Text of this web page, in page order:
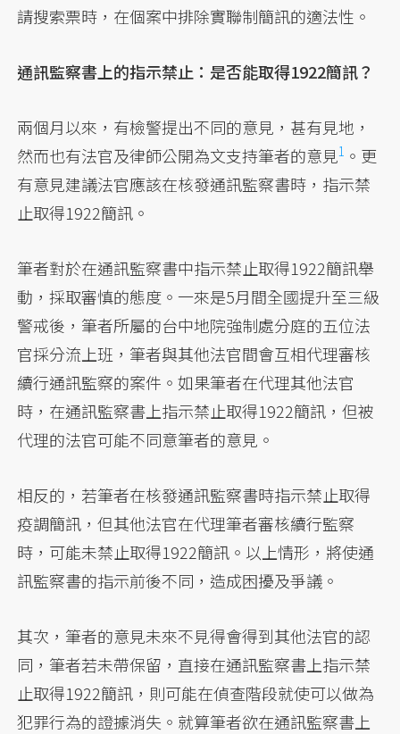
請搜索票時，在個案中排除實聯制簡訊的適法性。
通訊監察書上的指示禁止：是否能取得1922簡訊？
兩個月以來，有檢警提出不同的意見，甚有見地，
然而也有法官及律師公開為文支持筆者的意見1 。更
有意見建議法官應該在核發通訊監察書時，指示禁
止取得1922簡訊。
筆者對於在通訊監察書中指示禁止取得1922簡訊舉
動，採取審慎的態度。一來是5月間全國提升至三級
警戒後，筆者所屬的台中地院強制處分庭的五位法
官採分流上班，筆者與其他法官間會互相代理審核
續行通訊監察的案件。如果筆者在代理其他法官
時，在通訊監察書上指示禁止取得1922簡訊，但被
代理的法官可能不同意筆者的意見。
相反的，若筆者在核發通訊監察書時指示禁止取得
疫調簡訊，但其他法官在代理筆者審核續行監察
時，可能未禁止取得1922簡訊。以上情形，將使通
訊監察書的指示前後不同，造成困擾及爭議。
其次，筆者的意見未來不見得會得到其他法官的認
同，筆者若未帶保留，直接在通訊監察書上指示禁
止取得1922簡訊，則可能在偵查階段就使可以做為
犯罪行為的證據消失。就算筆者欲在通訊監察書上